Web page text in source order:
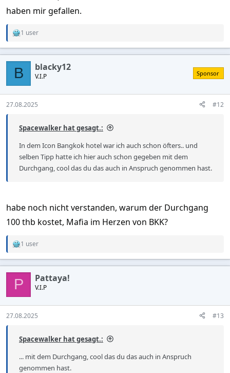
haben mir gefallen.
R
c
o
n
s
1 user
B blacky12
V.I.P Sponsor
27.08.2025 #12
Spacewalker hat gesagt.:
In dem Icon Bangkok hotel war ich auch schon öfters.. und
selben Tipp hatte ich hier auch schon gegeben mit dem
Durchgang, cool das du das auch in Anspruch genommen hast.
habe noch nicht verstanden, warum der Durchgang
100 thb kostet, Mafia im Herzen von BKK?
R
c
o
n
s
1 user
P Pattaya!
V.I.P
27.08.2025 #13
Spacewalker hat gesagt.:
... mit dem Durchgang, cool das du das auch in Anspruch
genommen hast.